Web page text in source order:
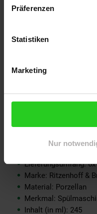
Präferenzen
Statistiken
Marketing
Nur
Höhe: ca. 2 cm
Durchmesser (cm):
Elektroprodukt: Nein
Farbe: weiß
GPSR PLZ & Ort:
Produkttyp:
Grundpreispflicht:
Lieferungsumfang:
Marke: Ritzenhoff &
Material: Porzellan
Merkmal:
Inhalt (in ml): 245